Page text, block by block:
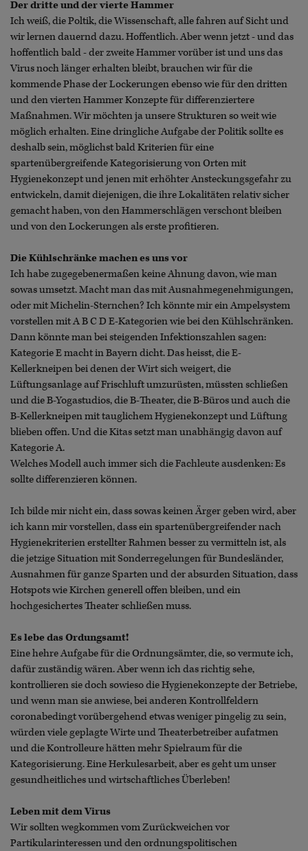
Der dritte und der vierte Hammer
Ich weiß, die Poltik, die Wissenschaft, alle fahren auf Sicht und
wir lernen dauernd dazu. Hoffentlich. Aber wenn jetzt - und das
hoffentlich bald - der zweite Hammer vorüber ist und uns das
Virus noch länger erhalten bleibt, brauchen wir für die
kommende Phase der Lockerungen ebenso wie für den dritten
und den vierten Hammer Konzepte für differenziertere
Maßnahmen. Wir möchten ja unsere Strukturen so weit wie
möglich erhalten. Eine dringliche Aufgabe der Politik sollte es
deshalb sein, möglichst bald Kriterien für eine
spartenübergreifende Kategorisierung von Orten mit
Hygienekonzept und jenen mit erhöhter Ansteckungsgefahr zu
entwickeln, damit diejenigen, die ihre Lokalitäten relativ sicher
gemacht haben, von den Hammerschlägen verschont bleiben
und von den Lockerungen als erste profitieren.
Die Kühlschränke machen es uns vor
Ich habe zugegebenermaßen keine Ahnung davon, wie man
sowas umsetzt. Macht man das mit Ausnahmegenehmigungen,
oder mit Michelin-Sternchen? Ich könnte mir ein Ampelsystem
vorstellen mit A B C D E-Kategorien wie bei den Kühlschränken.
Dann könnte man bei steigenden Infektionszahlen sagen:
Kategorie E macht in Bayern dicht. Das heisst, die E-
Kellerkneipen bei denen der Wirt sich weigert, die
Lüftungsanlage auf Frischluft umzurüsten, müssten schließen
und die B-Yogastudios, die B-Theater, die B-Büros und auch die
B-Kellerkneipen mit tauglichem Hygienekonzept und Lüftung
blieben offen. Und die Kitas setzt man unabhängig davon auf
Kategorie A.
Welches Modell auch immer sich die Fachleute ausdenken: Es
sollte differenzieren können.
Ich bilde mir nicht ein, dass sowas keinen Ärger geben wird, aber
ich kann mir vorstellen, dass ein spartenübergreifender nach
Hygienekriterien erstellter Rahmen besser zu vermitteln ist, als
die jetzige Situation mit Sonderregelungen für Bundesländer,
Ausnahmen für ganze Sparten und der absurden Situation, dass
Hotspots wie Kirchen generell offen bleiben, und ein
hochgesichertes Theater schließen muss.
Es lebe das Ordungsamt!
Eine hehre Aufgabe für die Ordnungsämter, die, so vermute ich,
dafür zuständig wären. Aber wenn ich das richtig sehe,
kontrollieren sie doch sowieso die Hygienekonzepte der Betriebe,
und wenn man sie anwiese, bei anderen Kontrollfeldern
coronabedingt vorübergehend etwas weniger pingelig zu sein,
würden viele geplagte Wirte und Theaterbetreiber aufatmen
und die Kontrolleure hätten mehr Spielraum für die
Kategorisierung. Eine Herkulesarbeit, aber es geht um unser
gesundheitliches und wirtschaftliches Überleben!
Leben mit dem Virus
Wir sollten wegkommen vom Zurückweichen vor
Partikularinteressen und den ordnungspolitischen